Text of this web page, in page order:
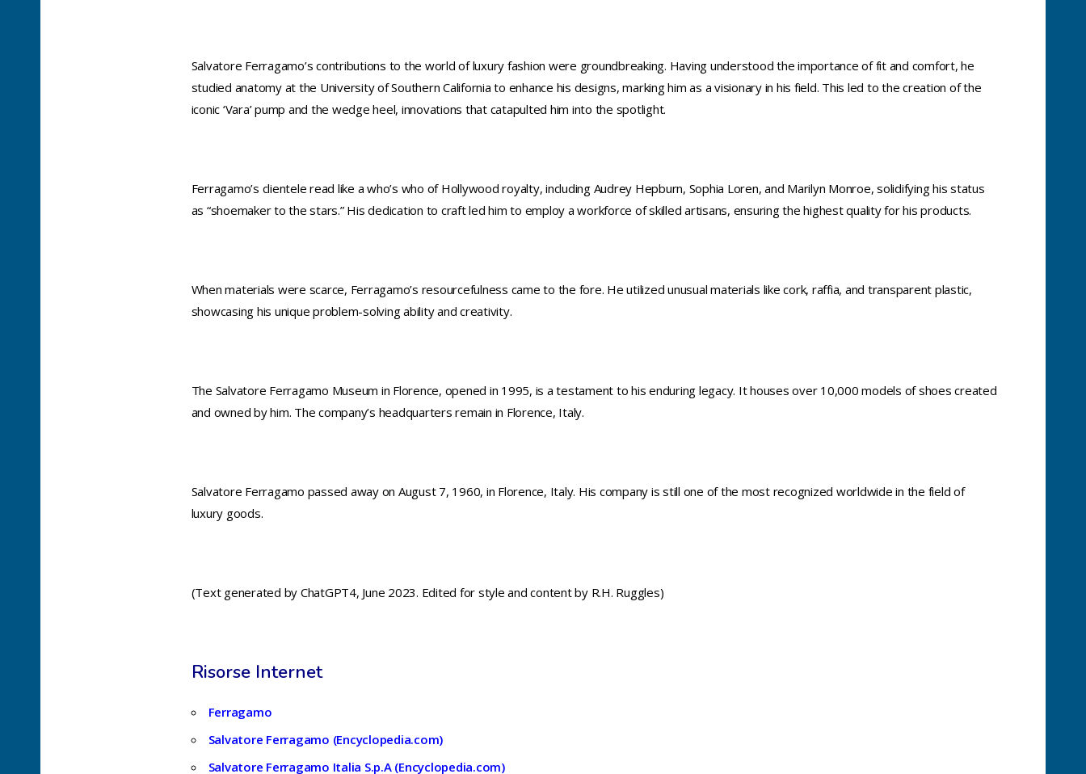
Salvatore Ferragamo’s contributions to the world of luxury fashion were groundbreaking. Having understood the importance of fit and comfort, he
studied anatomy at the University of Southern California to enhance his designs, marking him as a visionary in his field. This led to the creation of the
iconic ‘Vara’ pump and the wedge heel, innovations that catapulted him into the spotlight.
Ferragamo’s clientele read like a who’s who of Hollywood royalty, including Audrey Hepburn, Sophia Loren, and Marilyn Monroe, solidifying his status
as “shoemaker to the stars.” His dedication to craft led him to employ a workforce of skilled artisans, ensuring the highest quality for his products.
When materials were scarce, Ferragamo’s resourcefulness came to the fore. He utilized unusual materials like cork, raffia, and transparent plastic,
showcasing his unique problem-solving ability and creativity.
The Salvatore Ferragamo Museum in Florence, opened in 1995, is a testament to his enduring legacy. It houses over 10,000 models of shoes created
and owned by him. The company’s headquarters remain in Florence, Italy.
Salvatore Ferragamo passed away on August 7, 1960, in Florence, Italy. His company is still one of the most recognized worldwide in the field of
luxury goods.
(Text generated by ChatGPT4, June 2023. Edited for style and content by R.H. Ruggles)
Risorse Internet
Ferragamo
Salvatore Ferragamo (Encyclopedia.com)
Salvatore Ferragamo Italia S.p.A (Encyclopedia.com)